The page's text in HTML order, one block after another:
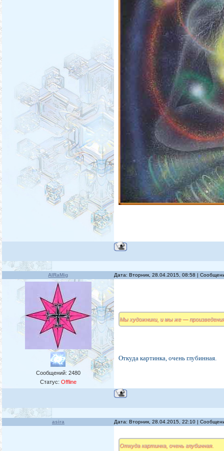
AlRaMig Дата: Вторник, 28.04.2015, 08:58 |
Сообщений: 2480
Статус: Offline
Мы художники, и мы же —
Откуда картинка, очень глубинная.
asira Дата: Вторник, 28.04.2015, 22:10 |
Откуда картинка, очень глубинная.